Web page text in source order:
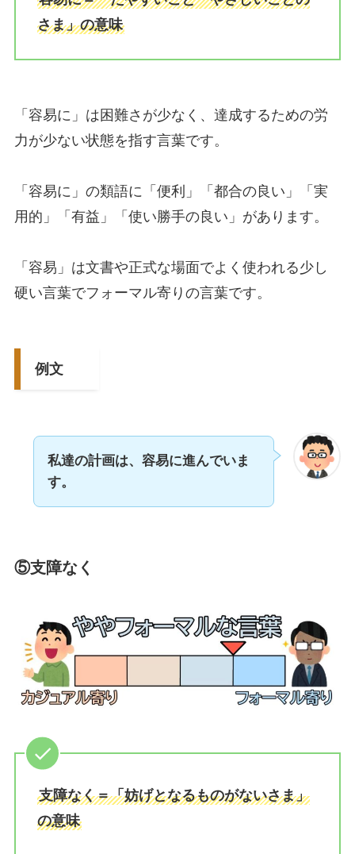
さま」の意味
「容易に」は困難さが少なく、達成するための労
力が少ない状態を指す言葉です。
「容易に」の類語に「便利」「都合の良い」「実
用的」「有益」「使い勝手の良い」があります。
「容易」は文書や正式な場面でよく使われる少し
硬い言葉でフォーマル寄りの言葉です。
例文
私達の計画は、容易に進んでいま
す。
⑤支障なく
支障なく＝「妨げとなるものがないさま」
の意味